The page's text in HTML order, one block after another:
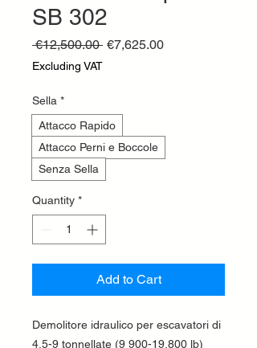
SB 302
€12,500.00 Regular
Price
€7,625.00Sale
Excluding VAT
Sella *
Attacco Rapido
Attacco Perni e Boccole
Senza Sella
Quantity *
Add to Cart
Demolitore idraulico per escavatori di
4,5-9 tonnellate (9 900-19.800 lb)